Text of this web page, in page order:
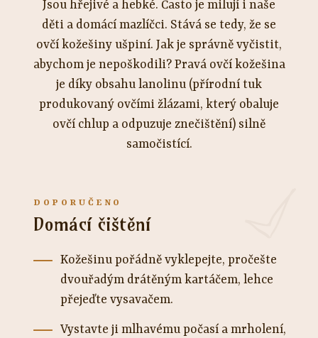
Jsou hřejivé a hebké. Často je milují i naše
děti a domácí mazlíčci. Stává se tedy, že se
ovčí kožešiny ušpiní. Jak je správně vyčistit,
abychom je nepoškodili? Pravá ovčí kožešina
je díky obsahu lanolinu (přírodní tuk
produkovaný ovčími žlázami, který obaluje
ovčí chlup a odpuzuje znečištění) silně
samočistící.
Domácí čištění
Kožešinu pořádně vyklepejte, pročešte
dvouřadým drátěným kartáčem, lehce
přejeďte vysavačem.
Vystavte ji mlhavému počasí a mrholení,